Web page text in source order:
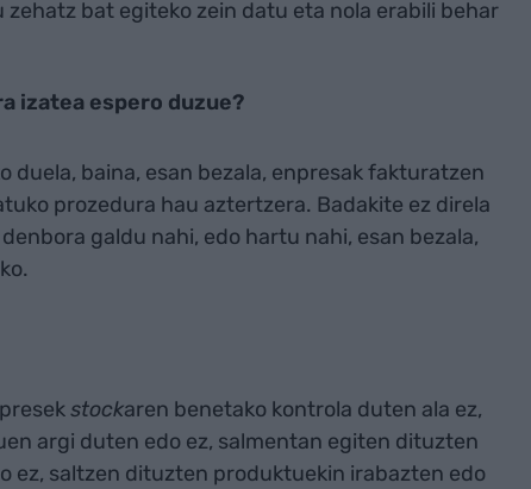
bat egiteko zein datu eta nola erabili behar
izatea espero duzue?
duela, baina, esan bezala, enpresak fakturatzen
prozedura hau aztertzera. Badakite ez direla
galdu nahi, edo hartu nahi, esan bezala,
stockaren benetako kontrola duten ala ez,
argi duten edo ez, salmentan egiten dituzten
ez, saltzen dituzten produktuekin irabazten edo